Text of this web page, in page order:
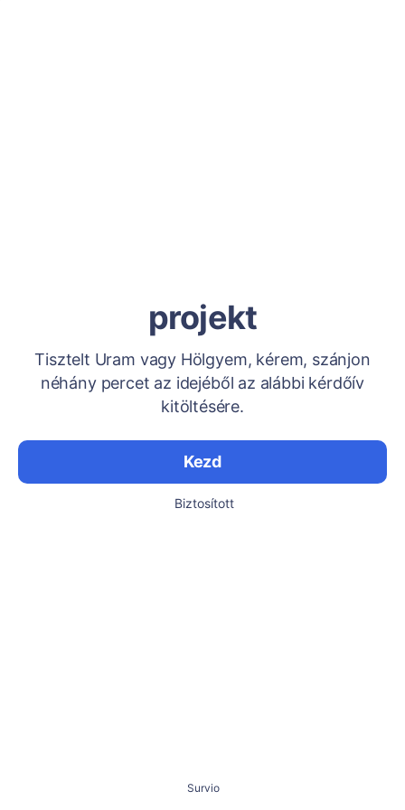
projekt
Tisztelt Uram vagy Hölgyem, kérem, szánjon
néhány percet az idejéből az alábbi kérdőív
kitöltésére.
Kezd
Biztosított
Survio